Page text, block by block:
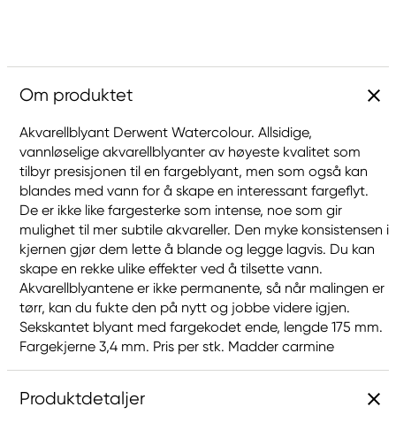
Om produktet
Akvarellblyant Derwent Watercolour. Allsidige,
vannløselige akvarellblyanter av høyeste kvalitet som
tilbyr presisjonen til en fargeblyant, men som også kan
blandes med vann for å skape en interessant fargeflyt.
De er ikke like fargesterke som intense, noe som gir
mulighet til mer subtile akvareller. Den myke konsistensen i
kjernen gjør dem lette å blande og legge lagvis. Du kan
skape en rekke ulike effekter ved å tilsette vann.
Akvarellblyantene er ikke permanente, så når malingen er
tørr, kan du fukte den på nytt og jobbe videre igjen.
Sekskantet blyant med fargekodet ende, lengde 175 mm.
Fargekjerne 3,4 mm. Pris per stk. Madder carmine
Produktdetaljer